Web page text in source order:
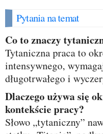
Pytania na temat
Co to znaczy
Tytaniczna praca to
intensywnego,
długotrwałego i
Dlaczego używa się określenia „tytaniczna” w
kontekście pracy?
Słowo „tytaniczny”